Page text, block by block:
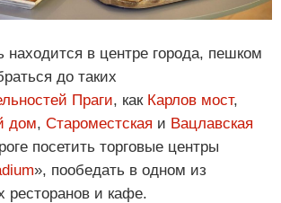
находится в центре города, пешком
до таких
Праги, как Карлов мост,
дом, Староместская и Вацлавская
посетить торговые центры
», пообедать в одном из
ресторанов и кафе.